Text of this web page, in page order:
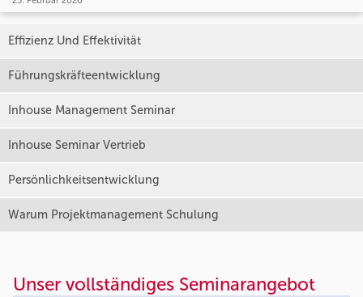
Effizienz Und Effektivität
Führungskräfteentwicklung
Inhouse Management Seminar
Inhouse Seminar Vertrieb
Persönlichkeitsentwicklung
Warum Projektmanagement Schulung
Unser vollständiges Seminarangebot